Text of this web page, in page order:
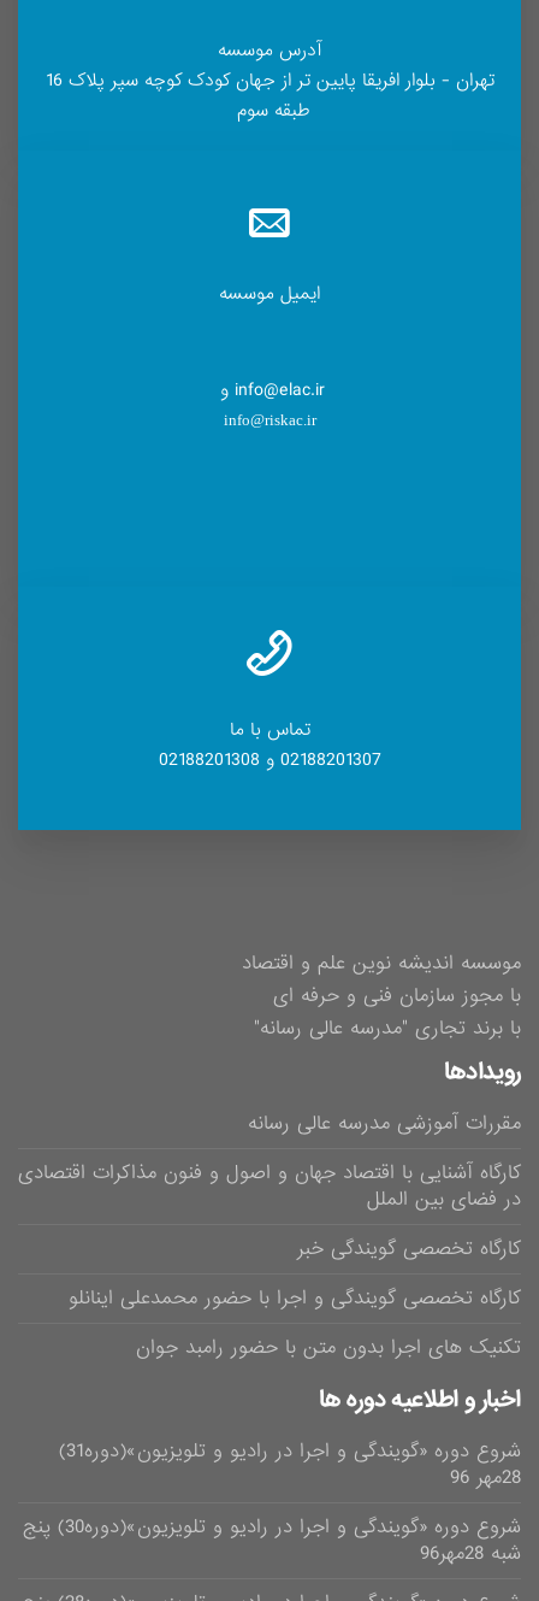
آدرس موسسه
تهران - بلوار افریقا پایین تر از جهان کودک کوچه سپر پلاک 16
طبقه سوم
ایمیل موسسه
info@elac.ir و
info@riskac.ir
تماس با ما
02188201307 و 02188201308
موسسه اندیشه نوین علم و اقتصاد
با مجوز سازمان فنی و حرفه ای
با برند تجاری "مدرسه عالی رسانه"
رویدادها
مقررات آموزشی مدرسه عالی رسانه
کارگاه آشنایی با اقتصاد جهان و اصول و فنون مذاکرات اقتصادی
در فضای بین الملل
کارگاه تخصصی گویندگی خبر
کارگاه تخصصی گویندگی و اجرا با حضور محمدعلی اینانلو
تکنیک های اجرا بدون متن با حضور رامبد جوان
اخبار و اطلاعیه دوره ها
شروع دوره «گویندگی و اجرا در رادیو و تلویزیون»(دوره31)
28مهر 96
شروع دوره «گویندگی و اجرا در رادیو و تلویزیون»(دوره30) پنج
شبه 28مهر96